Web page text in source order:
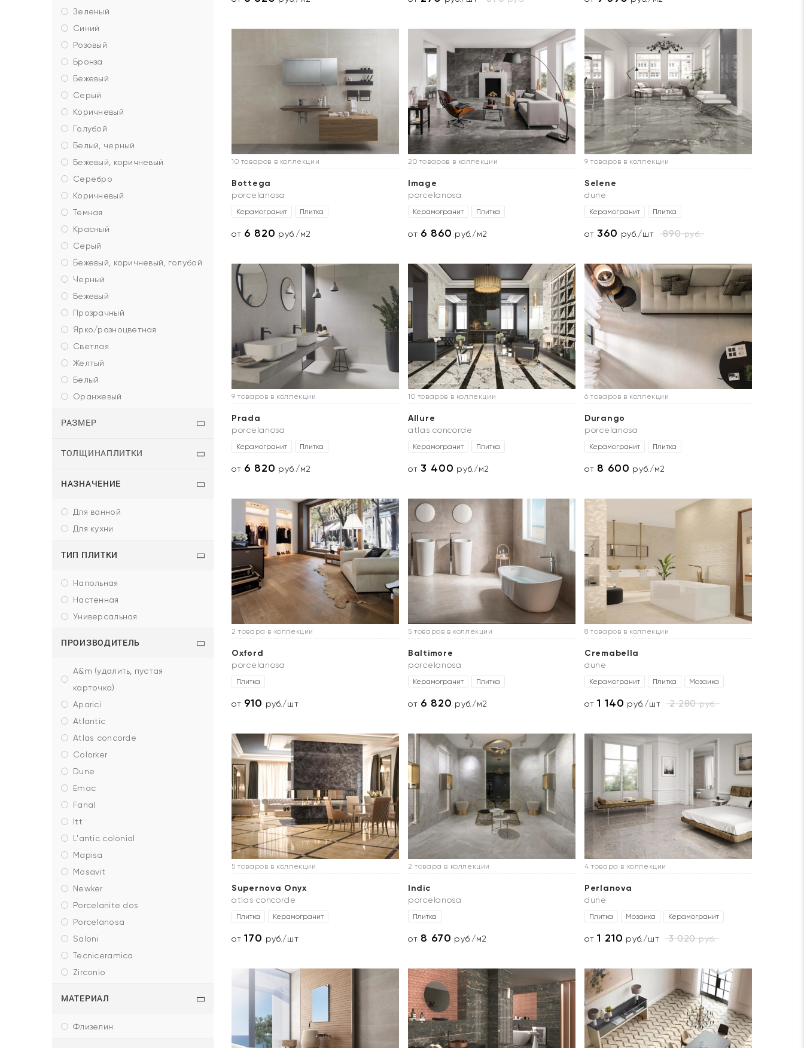
зеленый
синий
розовый
бронза
бежевый
серый
коричневый
голубой
белый, черный
бежевый, коричневый
серебро
коричневый
темная
красный
серый
бежевый, коричневый, голубой
черный
бежевый
прозрачный
ярко/разноцветная
светлая
желтый
белый
оранжевый
РАЗМЕР
ТОЛЩИНАПЛИТКИ
НАЗНАЧЕНИЕ
для ванной
для кухни
ТИП ПЛИТКИ
напольная
настенная
универсальная
ПРОИЗВОДИТЕЛЬ
a&m (удалить, пустая
карточка)
aparici
atlantic
atlas concorde
colorker
dune
emac
fanal
itt
l'antic colonial
mapisa
mosavit
newker
porcelanite dos
porcelanosa
saloni
tecniceramica
zirconio
МАТЕРИАЛ
флизелин
10 товаров в коллекции
Bottega
porcelanosa
Керамогранит Плитка
от 6 820 руб./м2
20 товаров в коллекции
Image
porcelanosa
Керамогранит Плитка
от 6 860 руб./м2
9 товаров в коллекции
Selene
dune
Керамогранит Плитка
от360 руб./шт 890руб.
9 товаров в коллекции
Prada
porcelanosa
Керамогранит Плитка
от 6 820 руб./м2
10 товаров в коллекции
Allure
atlas concorde
Керамогранит Плитка
от3 400 руб./м2
6 товаров в коллекции
Durango
porcelanosa
Керамогранит Плитка
от 8 600 руб./м2
2 товара в коллекции
Oxford
porcelanosa
Плитка
от 910 руб./шт
5 товаров в коллекции
Baltimore
porcelanosa
Керамогранит Плитка
от 6 820 руб./м2
8 товаров в коллекции
Cremabella
dune
Керамогранит Плитка Мозаика
от1 140 руб./шт 2 280руб.
5 товаров в коллекции
Supernova Onyx
atlas concorde
Плитка Керамогранит
от170 руб./шт
2 товара в коллекции
Indic
porcelanosa
Плитка
от 8 670 руб./м2
4 товара в коллекции
Perlanova
dune
Плитка Мозаика Керамогранит
от1 210 руб./шт 3 020руб.